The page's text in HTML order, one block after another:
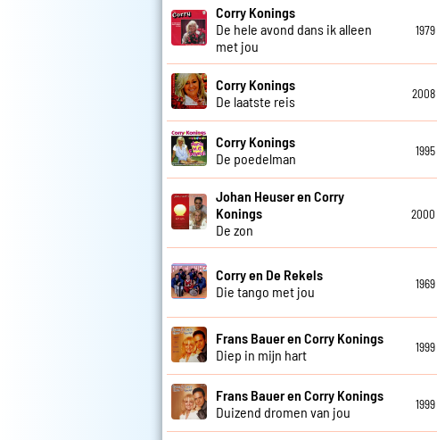
Corry Konings
De hele avond dans ik alleen
met jou
1979
Corry Konings
De laatste reis
2008
Corry Konings
De poedelman
1995
Johan Heuser en Corry
Konings
De zon
2000
Corry en De Rekels
Die tango met jou
1969
Frans Bauer en Corry Konings
Diep in mijn hart
1999
Frans Bauer en Corry Konings
Duizend dromen van jou
1999